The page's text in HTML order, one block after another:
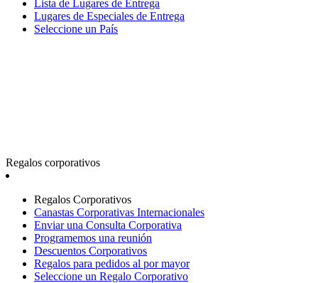
Lista de Lugares de Entrega
Lugares de Especiales de Entrega
Seleccione un País
Regalos corporativos
Regalos Corporativos
Canastas Corporativas Internacionales
Enviar una Consulta Corporativa
Programemos una reunión
Descuentos Corporativos
Regalos para pedidos al por mayor
Seleccione un Regalo Corporativo